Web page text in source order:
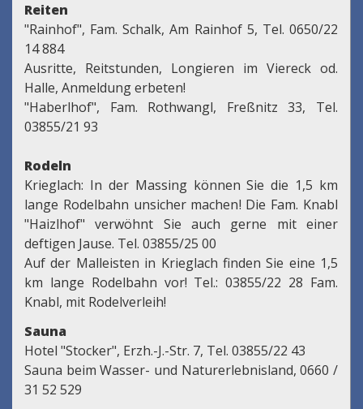
Reiten
"Rainhof", Fam. Schalk, Am Rainhof 5, Tel. 0650/22
14 884
Ausritte, Reitstunden, Longieren im Viereck od.
Halle, Anmeldung erbeten!
"Haberlhof", Fam. Rothwangl, Freßnitz 33, Tel.
03855/21 93
Rodeln
Krieglach: In der Massing können Sie die 1,5 km
lange Rodelbahn unsicher machen! Die Fam. Knabl
"Haizlhof" verwöhnt Sie auch gerne mit einer
deftigen Jause. Tel. 03855/25 00
Auf der Malleisten in Krieglach finden Sie eine 1,5
km lange Rodelbahn vor! Tel.: 03855/22 28 Fam.
Knabl, mit Rodelverleih!
Sauna
Hotel "Stocker", Erzh.-J.-Str. 7, Tel. 03855/22 43
Sauna beim Wasser- und Naturerlebnisland, 0660 /
31 52 529